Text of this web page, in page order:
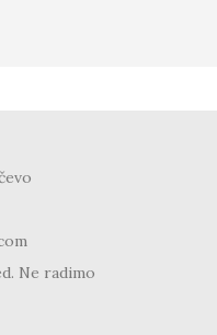
Ne radimo